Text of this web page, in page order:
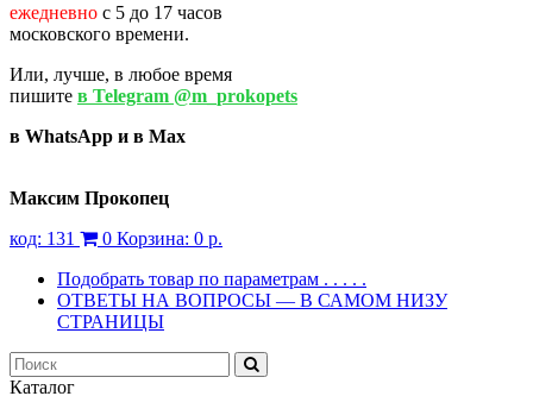
ежедневно с 5 до 17 часов
московского времени.
Или, лучше, в любое время
пишите в Telegram @m_prokopets
в WhatsApp и в Max
Максим Прокопец
код: 131 0 Корзина: 0 р.
Подобрать товар по параметрам . . . . .
ОТВЕТЫ НА ВОПРОСЫ — В САМОМ НИЗУ
СТРАНИЦЫ
Каталог